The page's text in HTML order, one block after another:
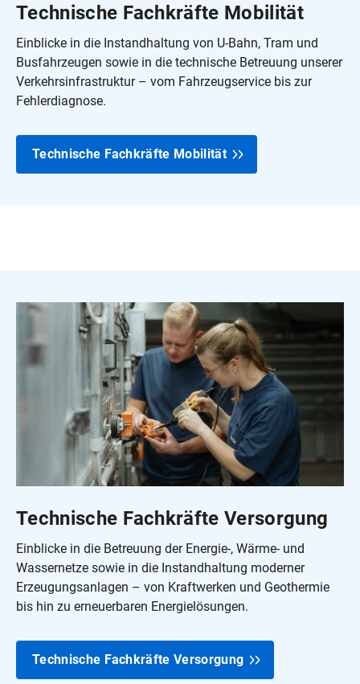
Technische Fachkräfte Mobilität
Einblicke in die Instandhaltung von U-Bahn, Tram und
Busfahrzeugen sowie in die technische Betreuung unserer
Verkehrsinfrastruktur – vom Fahrzeugservice bis zur
Fehlerdiagnose.
Technische Fachkräfte Mobilität
Technische Fachkräfte Versorgung
Einblicke in die Betreuung der Energie‑, Wärme‑ und
Wassernetze sowie in die Instandhaltung moderner
Erzeugungsanlagen – von Kraftwerken und Geothermie
bis hin zu erneuerbaren Energielösungen.
Technische Fachkräfte Versorgung